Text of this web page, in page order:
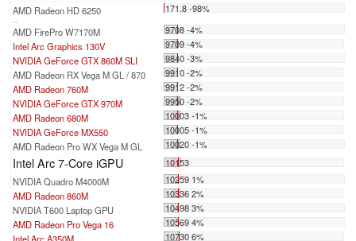
AMD Radeon HD 6250 171.8 -98%
...
AMD FirePro W7170M
9708 -4%
Intel Arc Graphics 130V
9709 -4%
NVIDIA GeForce GTX 860M SLI
9840 -3%
AMD Radeon RX Vega M GL / 870
9910 -2%
AMD Radeon 760M
9912 -2%
NVIDIA GeForce GTX 970M
9950 -2%
AMD Radeon 680M
10003 -1%
NVIDIA GeForce MX550
10005 -1%
AMD Radeon Pro WX Vega M GL
10020 -1%
Intel Arc 7-Core iGPU
10153
NVIDIA Quadro M4000M
10259 1%
AMD Radeon 860M
10336 2%
NVIDIA T600 Laptop GPU
10498 3%
AMD Radeon Pro Vega 16
10569 4%
10730 6%